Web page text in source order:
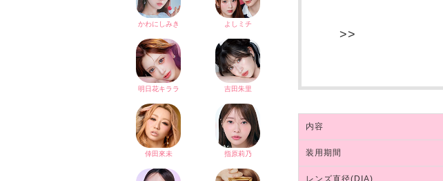
内容
装用期間